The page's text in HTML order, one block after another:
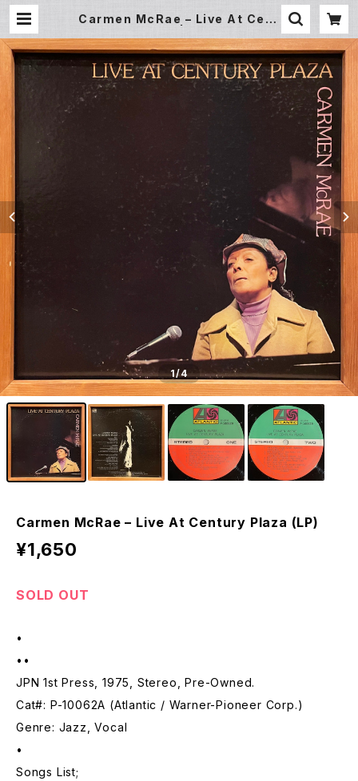
Carmen McRae – Live At Cent
Gallery Record Store
1/4
Carmen McRae – Live At Century Plaza (LP)
¥1,650
SOLD OUT
•
••
JPN 1st Press, 1975, Stereo, Pre-Owned.
Cat#: P-10062A (Atlantic / Warner-Pioneer Corp.)
Genre: Jazz, Vocal
•
Songs List;